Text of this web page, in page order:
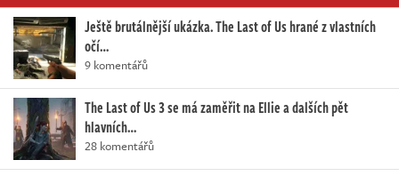
Ještě brutálnější ukázka. The Last of Us hrané z vlastních
očí…
9 komentářů
The Last of Us 3 se má zaměřit na Ellie a dalších pět
hlavních…
28 komentářů